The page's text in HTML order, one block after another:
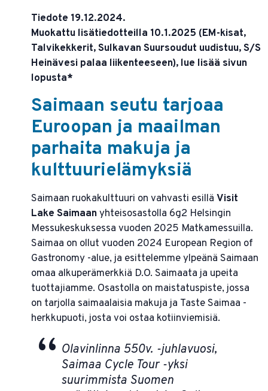
Tiedote 19.12.2024.
Muokattu lisätiedotteilla 10.1.2025 (EM-kisat,
Talvikekkerit, Sulkavan Suursoudut uudistuu, S/S
Heinävesi palaa liikenteeseen), lue lisää sivun
lopusta*
Saimaan seutu tarjoaa
Euroopan ja maailman
parhaita makuja ja
kulttuurielämyksiä
Saimaan ruokakulttuuri on vahvasti esillä Visit
Lake Saimaanyhteisosastolla 6g2 Helsingin
Messukeskuksessa vuoden 2025 Matkamessuilla.
Saimaa on ollut vuoden 2024 European Region of
Gastronomy -alue, ja esittelemme ylpeänä Saimaan
omaa alkuperämerkkiä D.O. Saimaata ja upeita
tuottajiamme. Osastolla on maistatuspiste, jossa
on tarjolla saimaalaisia makuja ja Taste Saimaa -
herkkupuoti, josta voi ostaa kotiinviemisiä.
Olavinlinna 550v. -juhlavuosi,
Saimaa Cycle Tour -yksi
suurimmista Suomen